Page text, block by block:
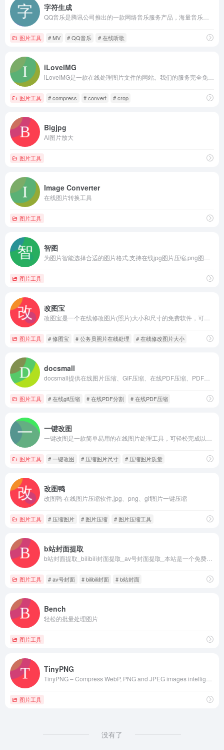
字符生成
图片工具 # MV # QQ音乐 # 在线听歌
iLoveIMG
图片工具 # compress # convert # crop
Bigjpg
AI图片放大
图片工具
Image Converter
在线图片转换工具
图片工具
智图
图片工具
改图宝
图片工具 # 修图宝 # 公务员照片在线处理 # 在线修改图片大小
docsmall
图片工具 # 在线gif压缩 # 在线PDF分割 # 在线PDF压缩
一键改图
图片工具 # 一键改图 # 压缩图片尺寸 # 压缩图片质量
改图鸭
改图鸭-在线图片压缩软件,jpg、png、gif图片一键压缩
图片工具 # 压缩图片 # 图片压缩 # 图片压缩工具
b站封面提取
图片工具 # av号封面 # bilibili封面 # b站封面
Bench
轻松的批量处理图片
图片工具
TinyPNG
图片工具
没有了